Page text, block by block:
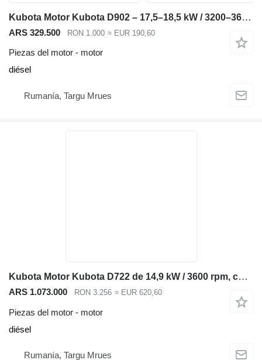
Kubota Motor Kubota D902 – 17,5–18,5 kW / 3200–3600 rpm – Compatible con Bo para Kubota KX36 miniexcavadora
ARS 329.500 RON 1.000 ≈ EUR 190,60
Piezas del motor - motor
diésel
Rumanía, Targu Mrues
Kubota Motor Kubota D722 de 14,9 kW / 3600 rpm, compatible con Bobcat 320 322, para Bobcat 320 322 miniexcavadora
ARS 1.073.000 RON 3.256 ≈ EUR 620,60
Piezas del motor - motor
diésel
Rumanía, Targu Mrues